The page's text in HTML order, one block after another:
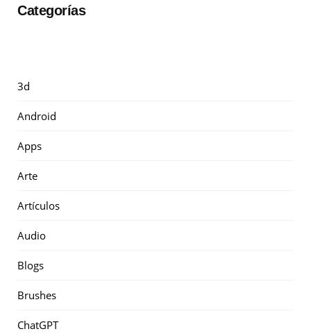
Categorías
3d
Android
Apps
Arte
Artículos
Audio
Blogs
Brushes
ChatGPT